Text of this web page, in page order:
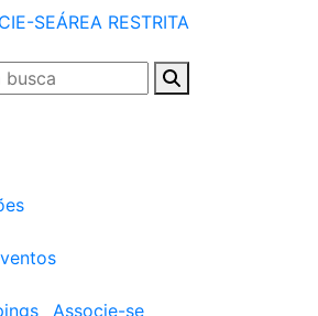
SEÁREA RESTRITA
Associe-se